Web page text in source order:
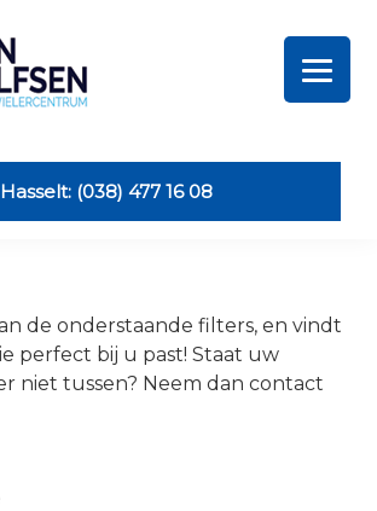
Hasselt: (038) 477 16 08
de onderstaande filters, en vindt
perfect bij u past! Staat uw
niet tussen? Neem dan contact